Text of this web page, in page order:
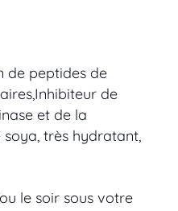
de peptides de
de
et de la
très hydratant,
le soir sous votre